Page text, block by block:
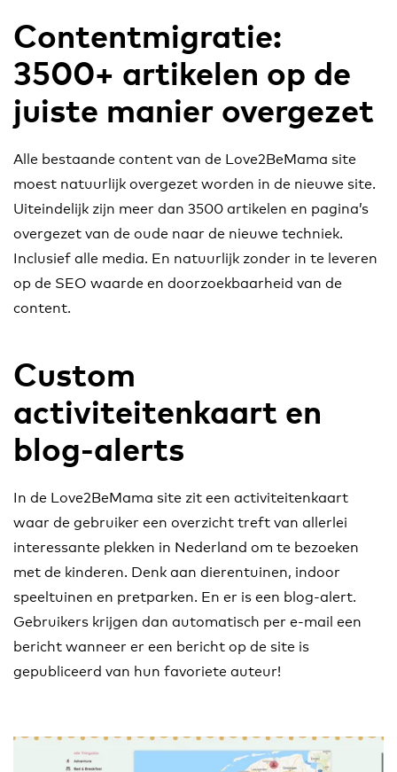
Contentmigratie:
3500+ artikelen op de
juiste manier overgezet
Alle bestaande content van de Love2BeMama site
moest natuurlijk overgezet worden in de nieuwe site.
Uiteindelijk zijn meer dan 3500 artikelen en pagina’s
overgezet van de oude naar de nieuwe techniek.
Inclusief alle media. En natuurlijk zonder in te leveren
op de SEO waarde en doorzoekbaarheid van de
content.
Custom
activiteitenkaart en
blog-alerts
In de Love2BeMama site zit een activiteitenkaart
waar de gebruiker een overzicht treft van allerlei
interessante plekken in Nederland om te bezoeken
met de kinderen. Denk aan dierentuinen, indoor
speeltuinen en pretparken. En er is een blog-alert.
Gebruikers krijgen dan automatisch per e-mail een
bericht wanneer er een bericht op de site is
gepubliceerd van hun favoriete auteur!